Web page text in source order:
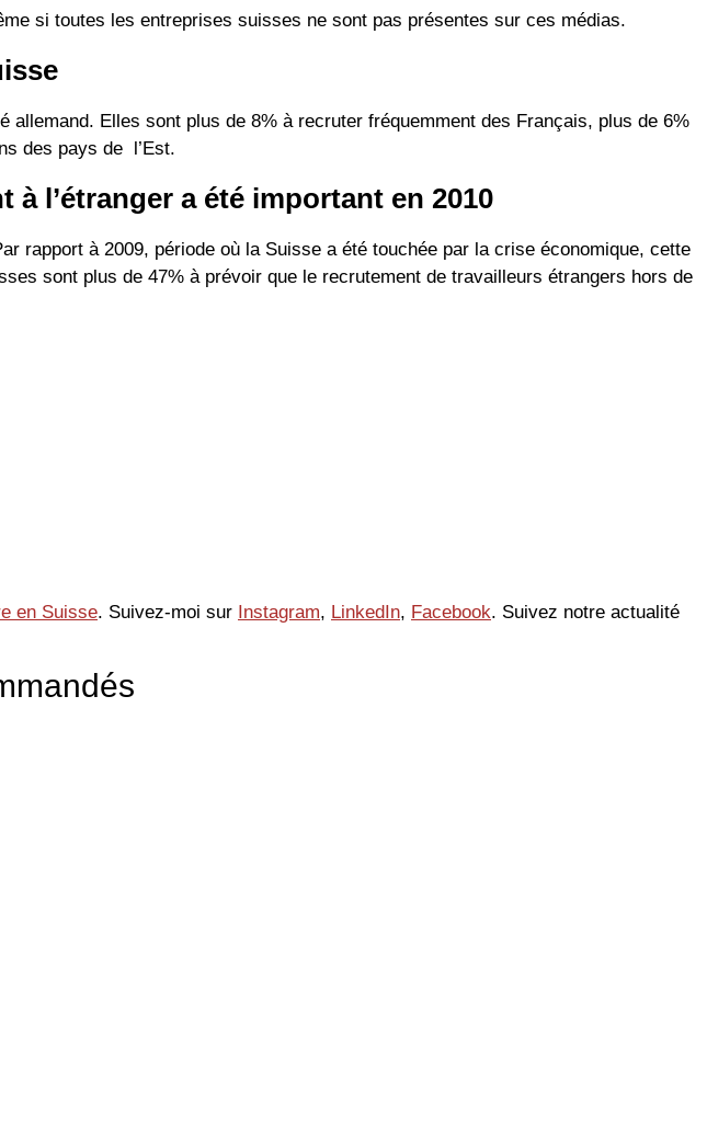
si toutes les entreprises suisses ne sont pas présentes sur ces médias.
Elles sont plus de 8% à recruter fréquemment des Français, plus de 6%
des pays de l’Est.
l’étranger a été important en 2010
rapport à 2009, période où la Suisse a été touchée par la crise économique, cette
sont plus de 47% à prévoir que le recrutement de travailleurs étrangers hors de
en Suisse. Suivez-moi sur Instagram, LinkedIn, Facebook. Suivez notre actualité